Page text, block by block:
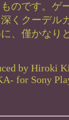
のです。ゲ
くクーデル
、僅かなり
by Hiroki
for Sony